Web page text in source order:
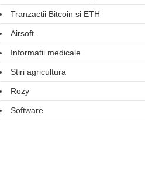
Tranzactii Bitcoin si ETH
Airsoft
Informatii medicale
Stiri agricultura
Rozy
Software